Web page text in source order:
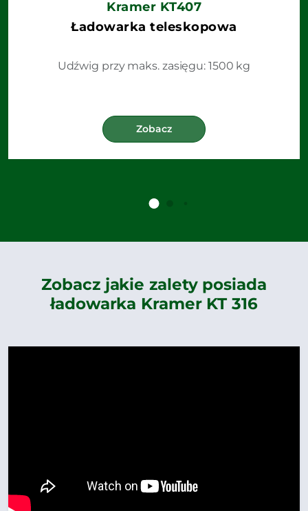
Kramer KT407
Ładowarka teleskopowa
Udźwig przy maks. zasięgu: 1500 kg
Zobacz
Zobacz jakie zalety posiada
ładowarka Kramer KT 316